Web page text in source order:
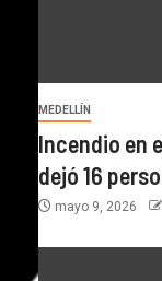
MEDELLÍN
Incendio en
dejó 16
mayo 9, 2026